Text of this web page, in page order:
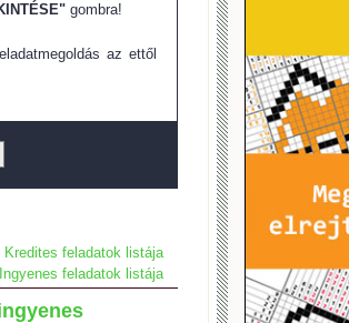
gombra!
az ettől
Kredites feladatok listája
Ingyenes feladatok listája